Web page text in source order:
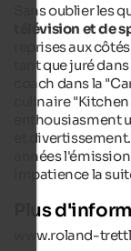
Sans oublier les
télévision et de
reprises aux
tant que juré
coach dans la
culinaire
enthousiasment
et
années
impatience la
Plus
www.roland-